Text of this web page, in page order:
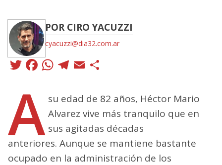
POR CIRO YACUZZI
cyacuzzi@dia32.com.ar
Twitter
Facebook
WhatsApp
Telegram
Email
A su edad de 82 años, Héctor Mario
Alvarez vive más tranquilo que en
sus agitadas décadas
anteriores. Aunque se mantiene bastante
ocupado en la administración de los